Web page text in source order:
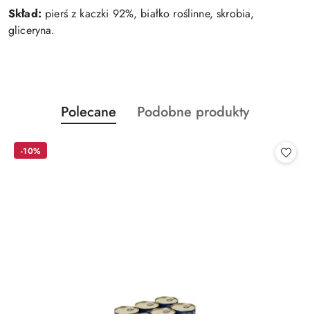
Skład: pierś z kaczki 92%, białko roślinne, skrobia,
gliceryna.
Pomiń karuzelę produktów
Produkty
o
Polecane
Produkty
Podobne produkty
-10%